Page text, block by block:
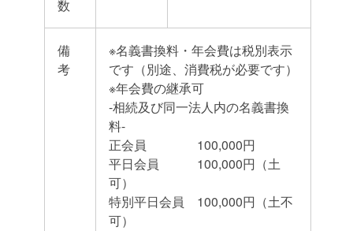
数
備
考
※名義書換料・年会費は税別表示
です（別途、消費税が必要です）
※年会費の継承可
-相続及び同一法人内の名義書換
料-
正会員 100,000円
平日会員 100,000円（土
可）
特別平日会員 100,000円（土不
可）